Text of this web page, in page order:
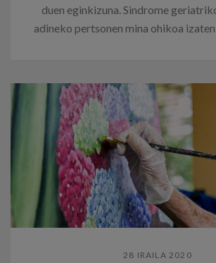
duen eginkizuna. Sindrome
adineko pertsonen mina ohikoa
28 IRAILA 2020